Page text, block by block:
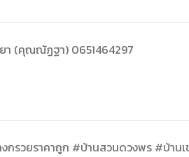
(คุณณัฏฐา) 0651464297
กรวยราคาถูก #บ้านสวนดวงพร #บ้า